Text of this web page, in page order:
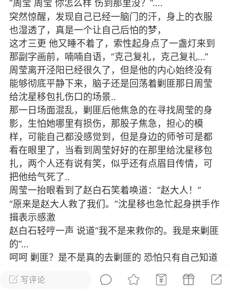
任务
__章乃器
犹子先生的来信。乃器先生：“人们为
什么要求生存”？这是我请求先生于
《新评论》上解答的一个疑问。我所
以这样问，最...
者 0 0
不知道我的内心究竟对她们报以什么心情，
她...
0 1
写评论
“周莹 周莹 你怎么样 伤到那里没？”….
突然惊醒，发现自己已经一脑门的汗，身上的衣服
也湿透了，真是一个让自己后怕的梦，
这才三更 他又睡不着了，索性起身点了一盏灯来到
那副字画前，喃喃自语，“克己复礼，克己复礼…”
周莹离开泾阳已经很久了，但是他的内心始终没有
能够彻底平静下来，脑子还是回荡着剿匪那日周莹
给沈星移包扎伤口的场景..
那一日场面混乱，剿匪后他焦急的在寻找周莹的身
影，生怕她哪里有损伤，那股子焦急，担心的模
样，可能自己都没感觉到，但是身边的师爷可是都
看在眼里了，当看到周莹好好的在那里给沈星移包
扎，两个人还有说有笑，似乎还有点眉目传情，可
把他给气死了..
周莹一抬眼看到了赵白石笑着唤道：“赵大人！”
“原来是赵大人救了我们。”沈星移也急忙起身拱手作
揖表示感激
赵白石轻哼一声 说道“我不是来救你的。我是来剿匪
的”…
呵呵 剿匪？是不是真的去剿匪的 恐怕只有自己知道
此时门外有敲门声